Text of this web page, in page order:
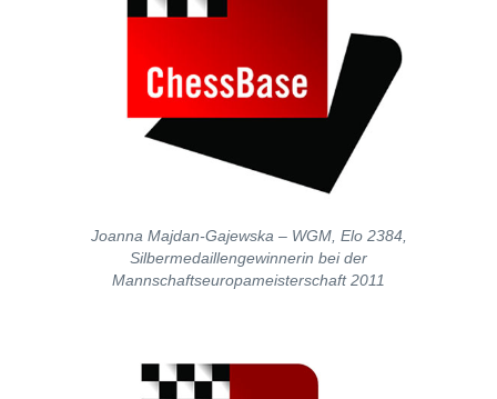
Joanna Majdan-Gajewska – WGM, Elo 2384,
Silbermedaillengewinnerin bei der
Mannschaftseuropameisterschaft 2011